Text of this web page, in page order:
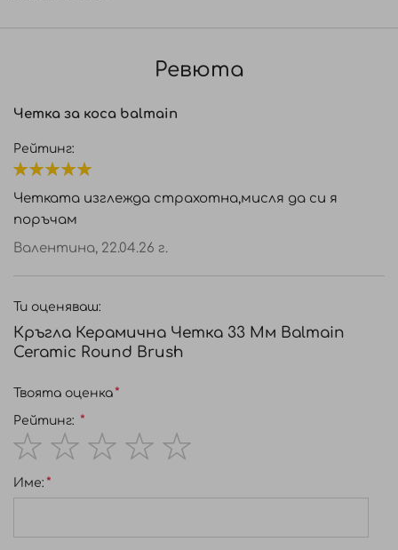
максимално въздушния поток. Диаметърът от 33
дълга коса за създаване на обем в корена или леки
• Технология с отрицателни йони
• Намалява наелектризирането
• Перфектна за изсушаване на къса и средно
Ревюта
Четка за коса balmain
Рейтинг:
Четката изглежда страхотна,мисля да си я
поръчам
Валентина, 22.04.26 г.
Ти оценяваш:
Кръгла Керамична Четка 33 Мм Balmain
Ceramic Round Brush
Твоята оценка
Рейтинг:
star
stars
stars
stars
stars
Име: